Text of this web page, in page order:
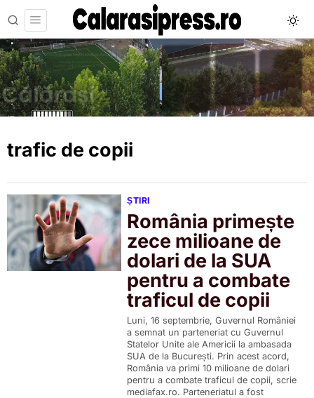
trafic de copii
ȘTIRI
România primește
zece milioane de
dolari de la SUA
pentru a combate
traficul de copii
Luni, 16 septembrie, Guvernul României
a semnat un parteneriat cu Guvernul
Statelor Unite ale Americii la ambasada
SUA de la București. Prin acest acord,
România va primi 10 milioane de dolari
pentru a combate traficul de copii, scrie
mediafax.ro. Parteneriatul a fost